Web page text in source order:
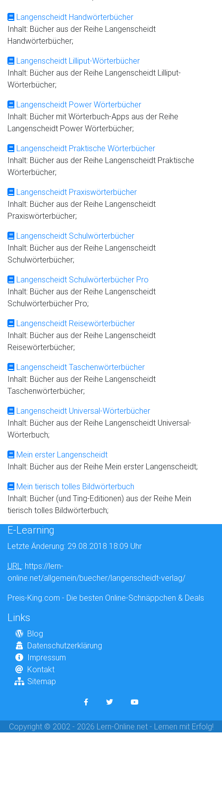
Langenscheidt Handwörterbücher
Inhalt: Bücher aus der Reihe Langenscheidt
Handwörterbücher;
Langenscheidt Lilliput-Wörterbücher
Inhalt: Bücher aus der Reihe Langenscheidt Lilliput-
Wörterbücher;
Langenscheidt Power Wörterbücher
Inhalt: Bücher mit Wörterbuch-Apps aus der Reihe
Langenscheidt Power Wörterbücher;
Langenscheidt Praktische Wörterbücher
Inhalt: Bücher aus der Reihe Langenscheidt Praktische
Wörterbücher;
Langenscheidt Praxiswörterbücher
Inhalt: Bücher aus der Reihe Langenscheidt
Praxiswörterbücher;
Langenscheidt Schulwörterbücher
Inhalt: Bücher aus der Reihe Langenscheidt
Schulwörterbücher;
Langenscheidt Schulwörterbücher Pro
Inhalt: Bücher aus der Reihe Langenscheidt
Schulwörterbücher Pro;
Langenscheidt Reisewörterbücher
Inhalt: Bücher aus der Reihe Langenscheidt
Reisewörterbücher;
Langenscheidt Taschenwörterbücher
Inhalt: Bücher aus der Reihe Langenscheidt
Taschenwörterbücher;
Langenscheidt Universal-Wörterbücher
Inhalt: Bücher aus der Reihe Langenscheidt Universal-
Wörterbuch;
Mein erster Langenscheidt
Inhalt: Bücher aus der Reihe Mein erster Langenscheidt;
Mein tierisch tolles Bildwörterbuch
Inhalt: Bücher (und Ting-Editionen) aus der Reihe Mein
tierisch tolles Bildwörterbuch;
E-Learning
Letzte Änderung: 29.08.2018 18:09 Uhr
URL: https://lern-
online.net/allgemein/buecher/langenscheidt-verlag/
Preis-King.com - Die besten Online-Schnäppchen & Deals
Links
Blog
Datenschutzerklärung
Impressum
Kontakt
Sitemap
Copyright © 2002 - 2026 Lern-Online.net - Lernen mit Erfolg!